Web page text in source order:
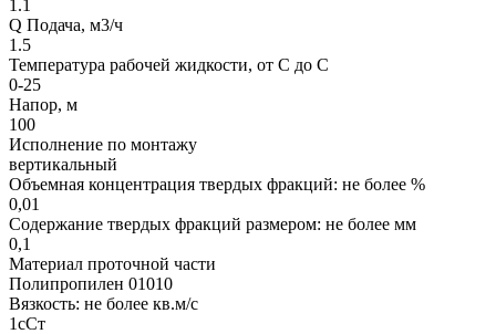
1.1
Q Подача, м3/ч
1.5
Температура рабочей жидкости, от С до С
0-25
Напор, м
100
Исполнение по монтажу
вертикальный
Объемная концентрация твердых фракций: не более %
0,01
Содержание твердых фракций размером: не более мм
0,1
Материал проточной части
Полипропилен 01010
Вязкость: не более кв.м/с
1сСт